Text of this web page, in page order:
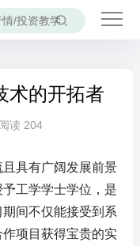
术的开拓者
阅读 204
具有广阔发展前景
工学学士学位，是
间不仅能接受到系
项目获得宝贵的实